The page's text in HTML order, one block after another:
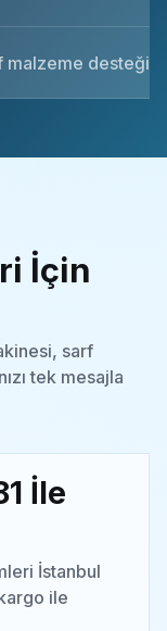
malzeme desteği
İçin
sarf
tek mesajla
İle
İstanbul
ile